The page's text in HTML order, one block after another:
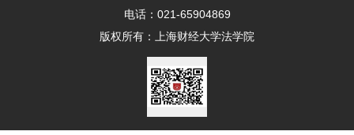
电话：021-65904869
版权所有：上海财经大学法学院